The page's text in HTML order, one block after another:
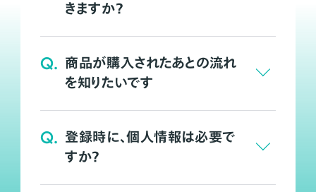
きますか？
Q. 商品が購入されたあとの流れ
を知りたいです
Q. 登録時に、個人情報は必要で
すか？